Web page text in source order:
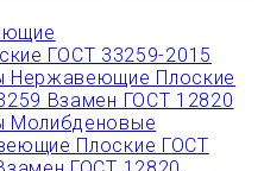
ГОСТ 33259-2015
Нержавеющие Плоские
Взамен ГОСТ 12820
Молибденовые
Плоские ГОСТ